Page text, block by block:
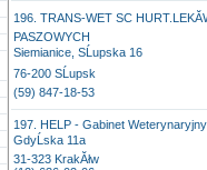
196. TRANS-WET SC
PASZOWYCH
Siemianice, SĹupska 16
76-200 SĹupsk
(59) 847-18-53
197. HELP - Gabinet Weterynaryjny
GdyĹska 11a
31-323 KrakĂłw